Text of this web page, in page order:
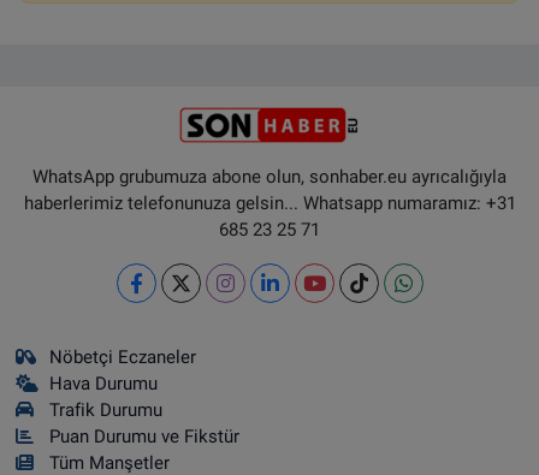
WhatsApp grubumuza abone olun, sonhaber.eu ayrıcalığıyla
haberlerimiz telefonunuza gelsin... Whatsapp numaramız: +31
685 23 25 71
Nöbetçi Eczaneler
Hava Durumu
Trafik Durumu
Puan Durumu ve Fikstür
Tüm Manşetler